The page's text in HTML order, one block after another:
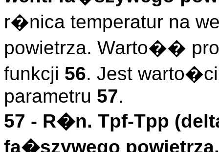
r�nica temperatur na
powietrza. Warto��
funkcji 56. Jest
parametru 57.
57 - R�n. Tpf-Tpp
fa�szywego